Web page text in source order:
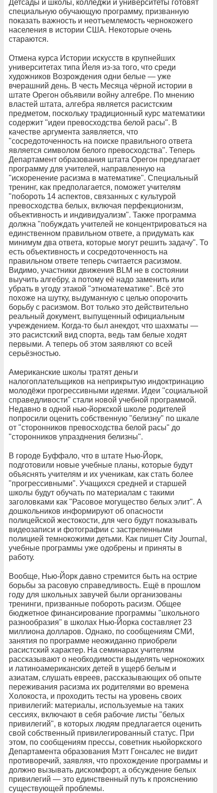
Детсады и школы, колледжи и университеты готовят
специальную обучающую программу, призванную
показать важность и неотъемлемость чернокожего
населения в истории США. Некоторые очень
стараются.
Отмена курса Истории искусств в крупнейших
университетах типа Йеля из-за того, что среди
художников Возрождения одни белые — уже
вчерашний день. В честь Месяца чёрной истории в
штате Орегон объявили войну алгебре. По мнению
властей штата, алгебра является расистским
предметом, поскольку традиционный курс математики
содержит "идеи превосходства белой расы". В
качестве аргумента заявляется, что
"сосредоточенность на поиске правильного ответа
является символом белого превосходства". Теперь
Департамент образования штата Орегон предлагает
программу для учителей, направленную на
"искоренение расизма в математике". Специальный
тренинг, как предполагается, поможет учителям
"побороть 14 аспектов, связанных с культурой
превосходства белых, включая перфекционизм,
объективность и индивидуализм". Также программа
должна "побуждать учителей не концентрироваться на
единственном правильном ответе, а придумать как
минимум два ответа, которые могут решить задачу". То
есть объективность и сосредоточенность на
правильном ответе теперь считается расизмом.
Видимо, участники движения BLM не в состоянии
выучить алгебру, а потому её надо заменить или
убрать в угоду этакой "этноматематике". Всё это
похоже на шутку, выдуманную с целью опорочить
борьбу с расизмом. Вот только это действительно
реальный документ, выпущенный официальным
учреждением. Когда-то был анекдот, что шахматы —
это расистский вид спорта, ведь там белые ходят
первыми. А теперь об этом заявляют со всей
серьёзностью.
Американские школы тратят деньги
налогоплательщиков на неприкрытую индоктринацию
молодёжи прогрессивными идеями. Идеи "социальной
справедливости" стали новой учебной программой.
Недавно в одной нью-йоркской школе родителей
попросили оценить собственную "белизну" по шкале
от "сторонников превосходства белой расы" до
"сторонников упразднения белизны".
В городе Буффало, что в штате Нью-Йорк,
подготовили новые учебные планы, которые будут
объяснять учителям и их ученикам, как стать более
"прогрессивными". Учащихся средней и старшей
школы будут обучать по материалам с такими
заголовками как "Расовое могущество белых элит". А
дошкольников информируют об опасности
полицейской жестокости, для чего будут показывать
видеозаписи и фотографии с застреленными
полицией темнокожими детьми. Как пишет City Journal,
учебные программы уже одобрены и приняты в
работу.
Вообще, Нью-Йорк давно стремится быть на острие
борьбы за расовую справедливость. Ещё в прошлом
году для школьных завучей были организованы
тренинги, призванные побороть расизм. Общее
бюджетное финансирование программы "школьного
разнообразия" в школах Нью-Йорка составляет 23
миллиона долларов. Однако, по сообщениям СМИ,
занятия по программе неожиданно приобрели
расистский характер. На семинарах учителям
рассказывают о необходимости выделять чернокожих
и латиноамериканских детей в ущерб белым и
азиатам, слушать евреев, рассказывающих об опыте
переживания расизма их родителями во времена
Холокоста, и проходить тесты на уровень своих
привилегий: материалы, используемые на таких
сессиях, включают в себя рабочие листы "белых
привилегий", в которых людям предлагается оценить
свой собственный привилегированный статус. При
этом, по сообщениям прессы, советник ньюйоркского
Департамента образования Мэтт Гонсалес не видит
противоречий, заявляя, что прохождение программы и
должно вызывать дискомфорт, а обсуждение белых
привилегий — это единственный путь к прояснению
существующей проблемы.